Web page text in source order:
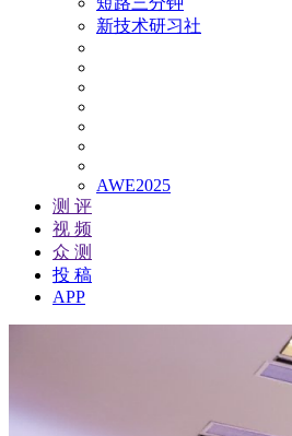
新技术研习社
AWE2025
测 评
视 频
众 测
投 稿
APP